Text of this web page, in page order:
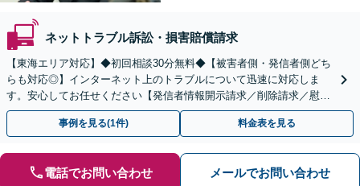
ネットトラブル訴訟・損害賠償請求
【東海エリア対応】◆初回相談30分無料◆【被害者側・発信者側どち
らも対応◎】インターネット上のトラブルについて迅速に対応しま
す。安心してお任せください【発信者情報開示請求／削除請求／慰謝
料請求／意見照会への対応】
事例を見る(1件) 料金表を見る
電話でお問い合わせ メールでお問い合わせ